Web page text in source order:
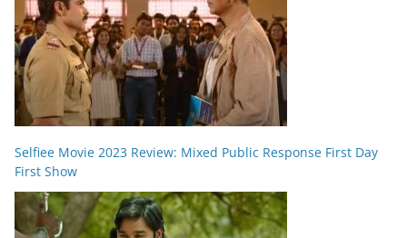
Selfiee Movie 2023 Review: Mixed Public Response First Day
First Show